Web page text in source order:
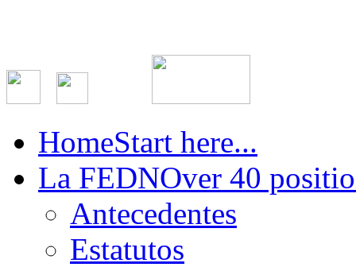
HomeStart here...
La FEDNOver 40
Antecedentes
Estatutos